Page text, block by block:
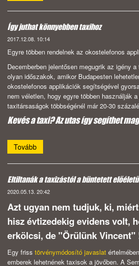
Így juthat könnyebben taxihoz
2017.12.08. 10:14
Egyre többen rendelnek az okostelefonos
Decemberben jelentősen megugrik az igény
olyan időszakok, amikor Budapesten
okostelefonos applikációk segítségével
nem véletlen, hogy egyre többen használják
taxitársaságok többségénél már 20-30
Kevés a taxi? Az utas így segíthet
Tovább
Eltiltanák a taxizástól a büntetett
2020.05.13. 20:42
Azt ugyan nem tudjuk, ki,
hisz évtizedekig evidens volt,
erkölcsi, de "Örülünk Vincent"
Egy friss törvénymódosító javaslat
emberek lehetnének taxisok a jövőben. A